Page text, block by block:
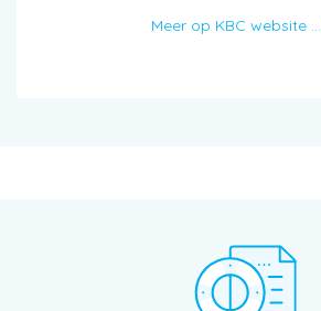
Meer op KBC website ...